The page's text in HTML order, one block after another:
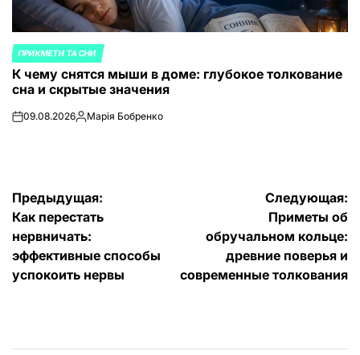
ОПУБЛИКОВАНО
В
ПРИКМЕТИ ТА СНИ
К чему снятся мыши в доме: глубокое толкование
сна и скрытые значения
on09.08.2026Запись
Марія Бобренко
Навигация
по
записям
Предыдущая:
Как перестать
нервничать:
эффективные способы
успокоить нервы
Следующая:
Приметы об
обручальном кольце:
древние поверья и
современные толкования